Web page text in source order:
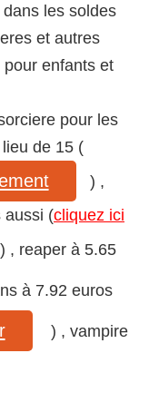
les soldes
et autres
enfants et
pour les
de 15 (
) ,
aussi (cliquez ici
) , reaper à 5.65
à 7.92 euros
) , vampire